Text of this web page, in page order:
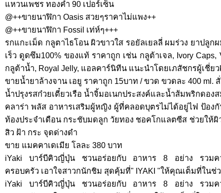
แหวนเพชร ทองคำ 90 เปอร์เซ็น
@++ขายนาฬิกา Oasis สวยๆราคาไม่แพง++
@++ขายนาฬิกา Fossil เท่ห์ๆ+++
รกแกะเม็ด กลูตาไธโอน ผิวขาวใส รอยัลเยลลี่ ผมร่วง ยาปลูก
เร็ว ดูดซึม100% ของแท้ ราคาถูก เช่น กลูต้าเจล, Ivory Caps,
กลูต้าน้ำ, Royal Jelly, แอลคาร์นิทีน แนะนำโดยเภสัชกรผู้เชี่ยว
ขายน้ำยาล้างจาน เอยู ราคาถูก 15บาท / ขวด ขวดละ 400 ml.
น้ำปรุงรสก๋วยเตี๋ยวเรือ น้ำจิ้มอเนกประสงค์และน้ำส้มพริกดอง
คลาร่า พลัส อาหารเสริมผู้หญิง ผู้ที่คลอดบุตรไม่ได้อยู่ไฟ ป้อง
ท้องประจำเดือน กระชับมดลูก วัยทอง ชอคโกแลตซีส ช่วยให้
สิว ฝ้า กระ จุดด่างดำ
ขาย แมคคาเดเมีย โลละ 380 บาท
iYaki บาร์บีคิวญี่ปุ่น ชวนอร่อยกับ อาหาร 8 อย่าง รวมคว
ครอบครัว เอาใจสาวกนักชิม สุดคุ้มที่" IYAKI "ให้คุณเต็มที่ในช่ว
iYaki บาร์บีคิวญี่ปุ่น ชวนอร่อยกับ อาหาร 8 อย่าง รวมคว